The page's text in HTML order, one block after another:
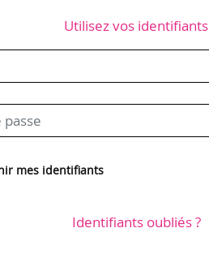
Utilisez vos identifiants
mes identifiants
Identifiants oubliés ?